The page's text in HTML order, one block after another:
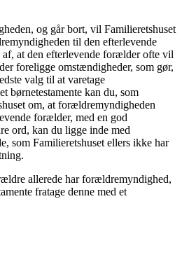
og går bort, vil Familieretshuset
til den efterlevende
at den efterlevende forælder ofte vil
foreligge omstændigheder, som gør,
valg til at varetage
børnetestamente kan du, som
om, at forældremyndigheden
forælder, med en god
ord, kan du ligge inde med
som Familieretshuset ellers ikke har
allerede har forældremyndighed,
fratage denne med et